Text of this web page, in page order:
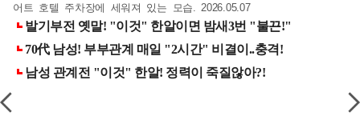
어트 호텔 주차장에 세워져 있는 모습. 2026.05.07